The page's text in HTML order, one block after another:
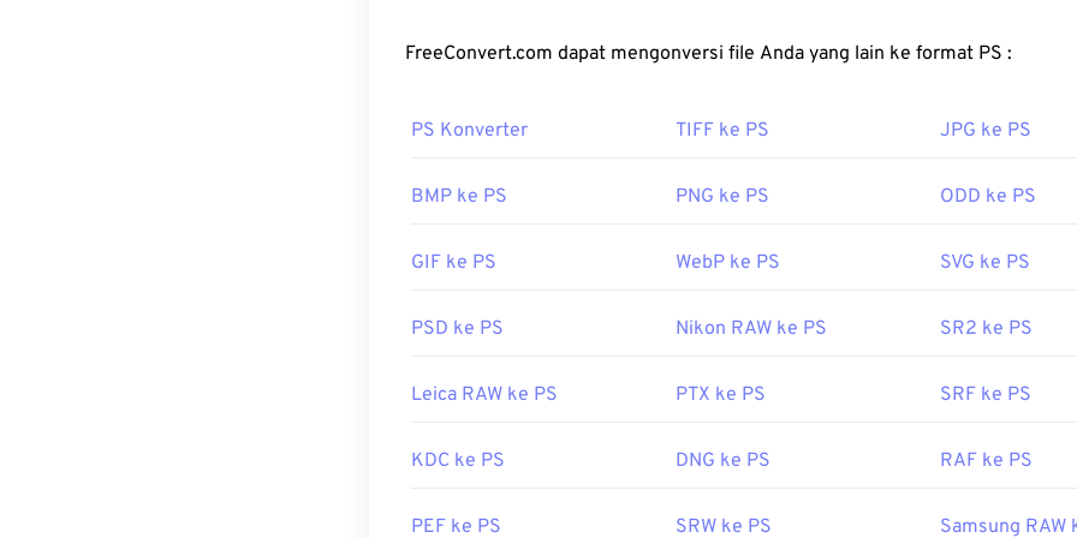
Bagaimana cara membuka berkas JFIF?
berbagai platform. Di Microsoft Windows (Windows), buka JFIF dengan salah
PhotoFiltre Studio
dengan ekstensi ini tidak dapat dibedakan dari JPG. Satu-satunya perbedaan
secara default (
Rilis Awal:1991
Tautan yang berguna:
FreeConvert.com dapat mengonversi file Anda yang lain ke format PS :
PS Konverter TIFF ke PS JPG ke PS
BMP ke PS PNG ke PS ODD ke PS
GIF ke PS WebP ke PS SVG ke PS
PSD ke PS Nikon RAW ke PS SR2 ke PS
Leica RAW ke PS PTX ke PS SRF ke PS
KDC ke PS DNG ke PS RAF ke PS
PEF ke PS SRW ke PS Samsung RAW